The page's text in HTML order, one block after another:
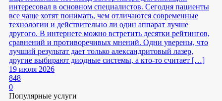
интересовал в основном специалистов. Сегодня пациенты
все чаще хотят понимать, чем отличаются современные
технологии и действительно ли один аппарат лучше
другого. В интернете можно встретить десятки рейтингов,
сравнений и противоречивых мнений. Одни уверены, что
лучший результат дает только александритовый лазер,
другие выбирают диодные системы, а кто-то считает […]
19 июля 2026
848
0
Популярные услуги